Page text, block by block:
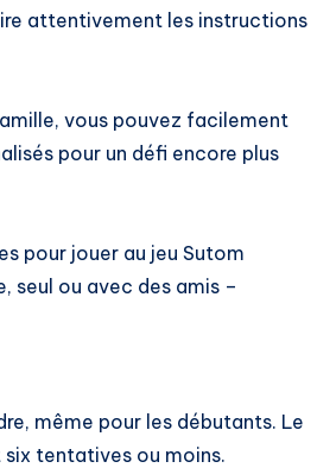
attentivement les instructions
vous pouvez facilement
pour un défi encore plus
pour jouer au jeu Sutom
seul ou avec des amis –
même pour les débutants. Le
tentatives ou moins.